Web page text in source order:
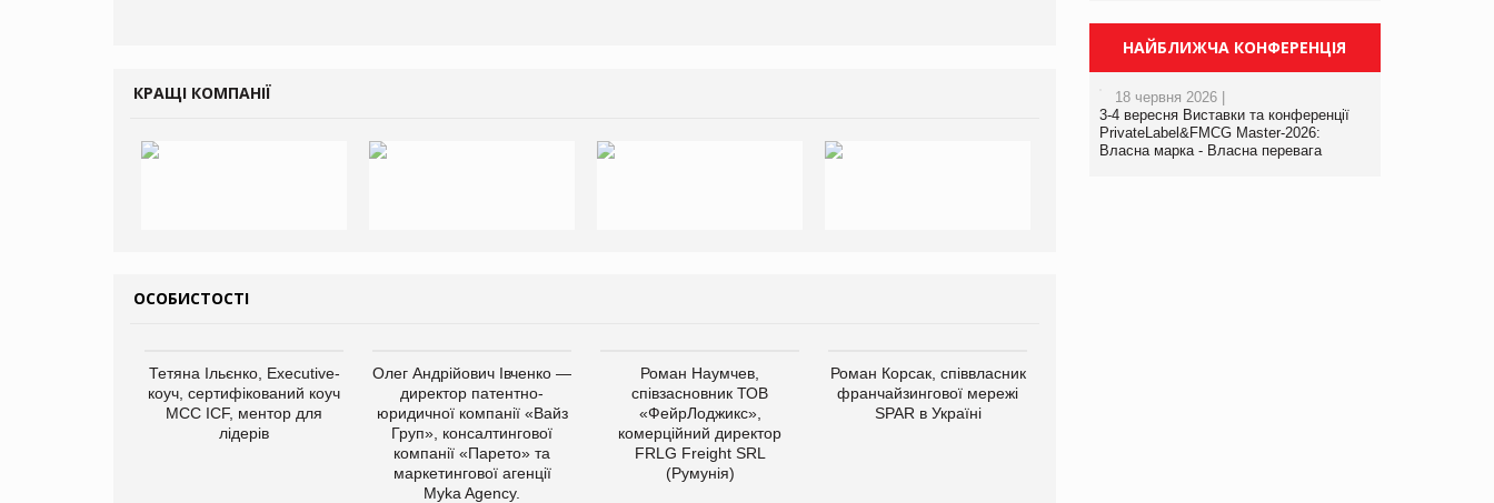
КРАЩІ КОМПАНІЇ
ОСОБИСТОСТІ
Тетяна Ільєнко, Executive-
коуч, сертифікований коуч
МСС ICF, ментор для
лідерів
Олег Андрійович Івченко —
директор патентно-
юридичної компанії «Вайз
Груп», консалтингової
компанії «Парето» та
маркетингової агенції
Myka Agency.
Роман Наумчев,
співзасновник ТОВ
«ФейрЛоджикс»,
комерційний директор
FRLG Freight SRL
(Румунія)
Роман Корсак, співвласник
франчайзингової мережі
SPAR в Україні
НАЙБЛИЖЧА КОНФЕРЕНЦІЯ
18 червня 2026 |
3-4 вересня Виставки та конференції
PrivateLabel&FMCG Master-2026:
Власна марка - Власна перевага